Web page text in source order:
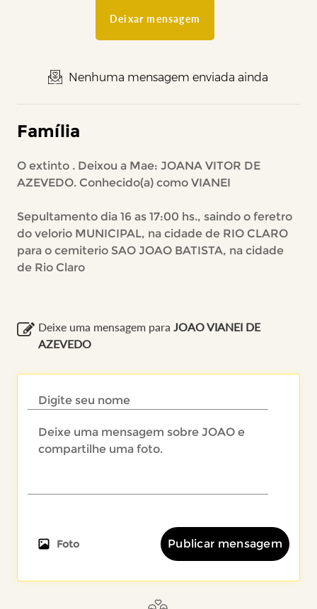
Deixar mensagem
Nenhuma mensagem enviada ainda
Família
O extinto . Deixou a Mae: JOANA VITOR DE
AZEVEDO. Conhecido(a) como VIANEI
Sepultamento dia 16 as 17:00 hs., saindo o feretro
do velorio MUNICIPAL, na cidade de RIO CLARO
para o cemiterio SAO JOAO BATISTA, na cidade
de Rio Claro
Deixe uma mensagem para JOAO VIANEI DE
AZEVEDO
Foto Publicar mensagem